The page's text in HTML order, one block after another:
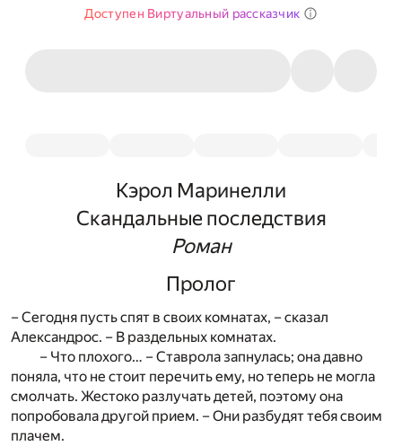
Доступен Виртуальный рассказчик
Кэрол Маринелли
Скандальные последствия
Роман
Пролог
– Сегодня пусть спят в своих комнатах, – сказал
Александрос. – В раздельных комнатах.
– Что плохого… – Ставрола запнулась; она давно
поняла, что не стоит перечить ему, но теперь не могла
смолчать. Жестоко разлучать детей, поэтому она
попробовала другой прием. – Они разбудят тебя своим
плачем.